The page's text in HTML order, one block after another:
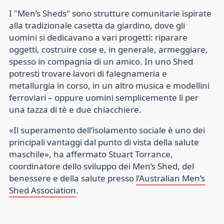
I "Men’s Sheds" sono strutture comunitarie ispirate
alla tradizionale casetta da giardino, dove gli
uomini si dedicavano a vari progetti: riparare
oggetti, costruire cose e, in generale, armeggiare,
spesso in compagnia di un amico. In uno Shed
potresti trovare lavori di falegnameria e
metallurgia in corso, in un altro musica e modellini
ferroviari – oppure uomini semplicemente lì per
una tazza di tè e due chiacchiere.
«Il superamento dell’isolamento sociale è uno dei
principali vantaggi dal punto di vista della salute
maschile», ha affermato Stuart Torrance,
coordinatore dello sviluppo dei Men’s Shed, del
benessere e della salute presso l’Australian Men’s
Shed Association.